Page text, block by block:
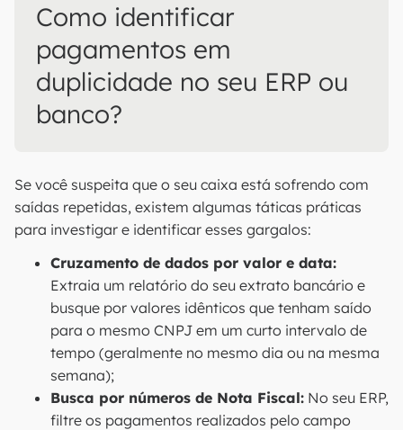
Como identificar
pagamentos em
duplicidade no seu ERP ou
banco?
Se você suspeita que o seu caixa está sofrendo com
saídas repetidas, existem algumas táticas práticas
para investigar e identificar esses gargalos:
Cruzamento de dados por valor e data:
Extraia um relatório do seu extrato bancário e
busque por valores idênticos que tenham saído
para o mesmo CNPJ em um curto intervalo de
tempo (geralmente no mesmo dia ou na mesma
semana);
Busca por números de Nota Fiscal: No seu ERP,
filtre os pagamentos realizados pelo campo